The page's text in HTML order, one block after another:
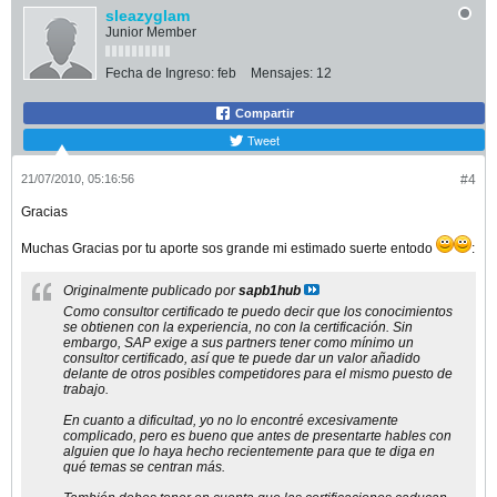
sleazyglam
Junior Member
Fecha de Ingreso: feb Mensajes: 12
Compartir
Tweet
#4
21/07/2010, 05:16:56
Gracias
Muchas Gracias por tu aporte sos grande mi estimado suerte entodo :
Originalmente publicado porsapb1hub
Como consultor certificado te puedo decir que los conocimientos
se obtienen con la experiencia, no con la certificación. Sin
embargo, SAP exige a sus partners tener como mínimo un
consultor certificado, así que te puede dar un valor añadido
delante de otros posibles competidores para el mismo puesto de
trabajo.
En cuanto a dificultad, yo no lo encontré excesivamente
complicado, pero es bueno que antes de presentarte hables con
alguien que lo haya hecho recientemente para que te diga en
qué temas se centran más.